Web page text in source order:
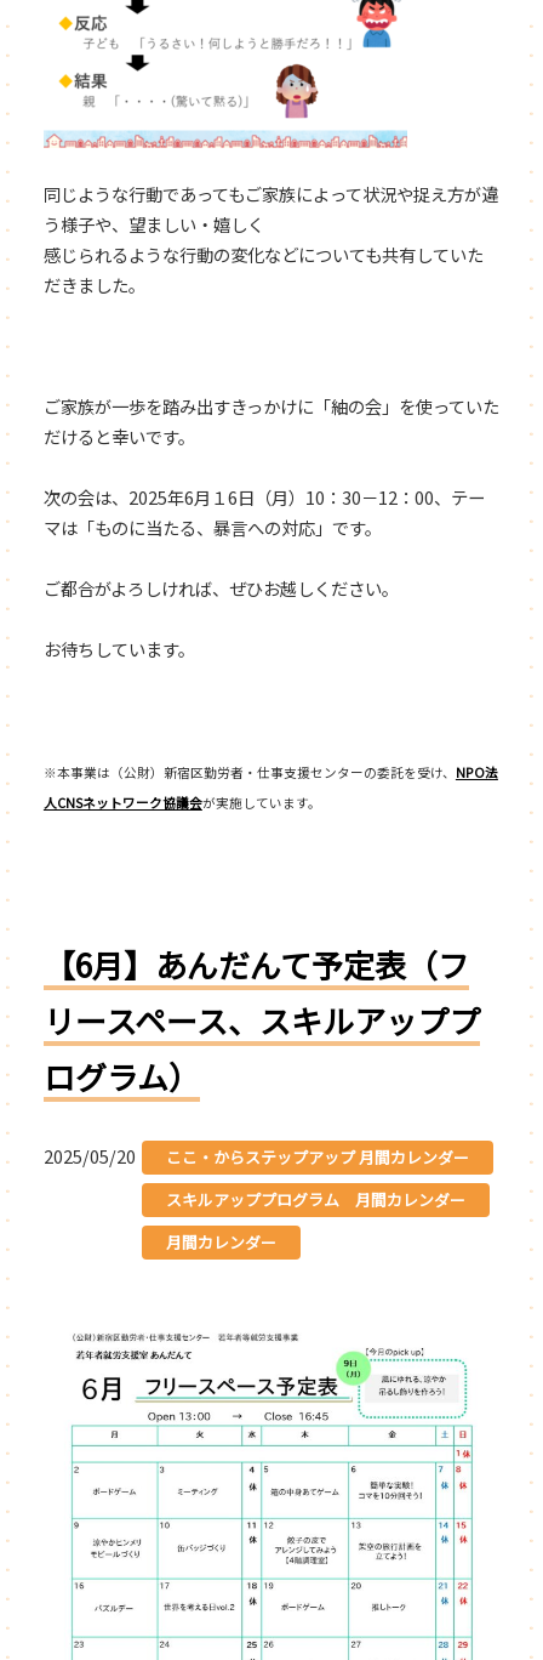
同じような行動であってもご家族によって状況や捉え方が違
う様子や、望ましい・嬉しく
感じられるような行動の変化などについても共有していた
だきました。
ご家族が一歩を踏み出すきっかけに「紬の会」を使っていた
だけると幸いです。
次の会は、2025年6月１6日（月）10：30－12：00、テー
マは「ものに当たる、暴言への対応」です。
ご都合がよろしければ、ぜひお越しください。
お待ちしています。
※本事業は（公財）新宿区勤労者・仕事支援センターの委託を受け、 NPO法
人CNSネットワーク協議会が実施しています。
【6月】あんだんて予定表（フ
リースペース、スキルアッププ
ログラム）
2025/05/20
ここ・からステップアップ 月間カレンダー
スキルアッププログラム 月間カレンダー
月間カレンダー